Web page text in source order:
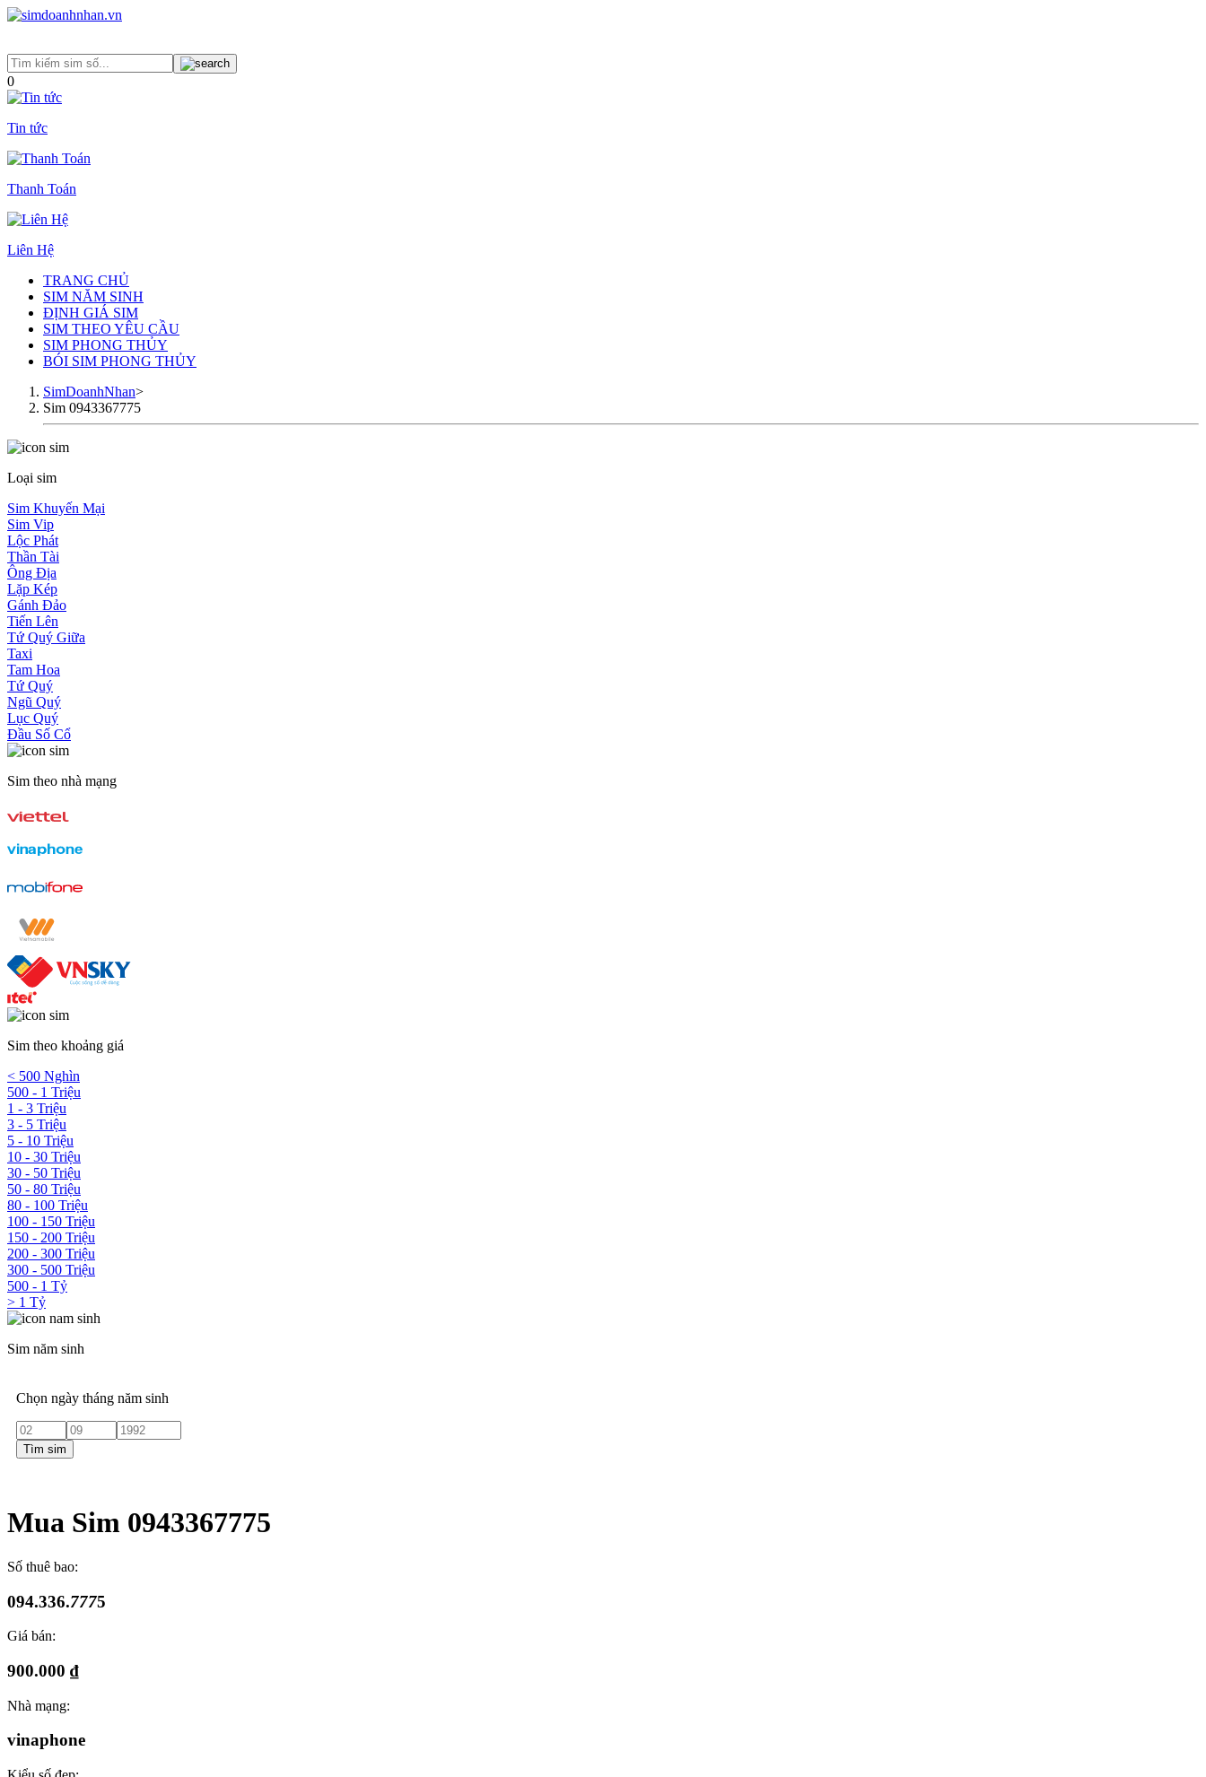
0
Tin tức
Thanh Toán
Liên Hệ
TRANG CHỦ
SIM NĂM SINH
ĐỊNH GIÁ SIM
SIM THEO YÊU CẦU
SIM PHONG THỦY
BÓI SIM PHONG THỦY
SimDoanhNhan>
Sim 0943367775
Loại sim
Sim Khuyến Mại
Sim Vip
Lộc Phát
Thần Tài
Ông Địa
Lặp Kép
Gánh Đảo
Tiến Lên
Tứ Quý Giữa
Taxi
Tam Hoa
Tứ Quý
Ngũ Quý
Lục Quý
Đầu Số Cổ
Sim theo nhà mạng
Sim theo khoảng giá
< 500 Nghìn
500 - 1 Triệu
1 - 3 Triệu
3 - 5 Triệu
5 - 10 Triệu
10 - 30 Triệu
30 - 50 Triệu
50 - 80 Triệu
80 - 100 Triệu
100 - 150 Triệu
150 - 200 Triệu
200 - 300 Triệu
300 - 500 Triệu
500 - 1 Tỷ
> 1 Tỷ
Sim năm sinh
Chọn ngày tháng năm sinh
Tìm sim
Mua Sim 0943367775
Số thuê bao:
094.336.7775
Giá bán:
900.000 ₫
Nhà mạng:
vinaphone